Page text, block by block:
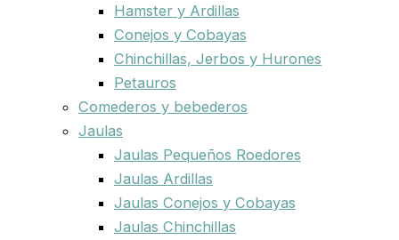
Hamster y Ardillas
Conejos y Cobayas
Chinchillas, Jerbos y Hurones
Petauros
Comederos y bebederos
Jaulas
Jaulas Pequeños Roedores
Jaulas Ardillas
Jaulas Conejos y Cobayas
Jaulas Chinchillas